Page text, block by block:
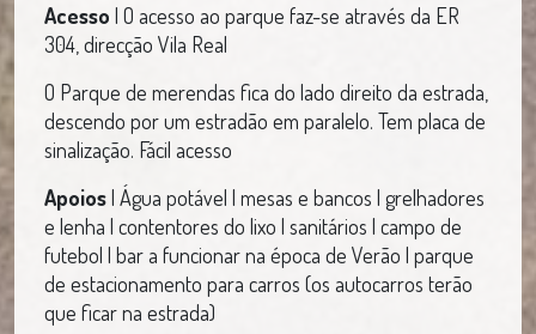
Acesso | O acesso ao parque faz-se através da ER
304, direcção Vila Real
O Parque de merendas fica do lado direito da estrada,
descendo por um estradão em paralelo. Tem placa de
sinalização. Fácil acesso
Apoios| Água potável | mesas e bancos | grelhadores
e lenha | contentores do lixo | sanitários | campo de
futebol | bar a funcionar na época de Verão | parque
de estacionamento para carros (os autocarros terão
que ficar na estrada)